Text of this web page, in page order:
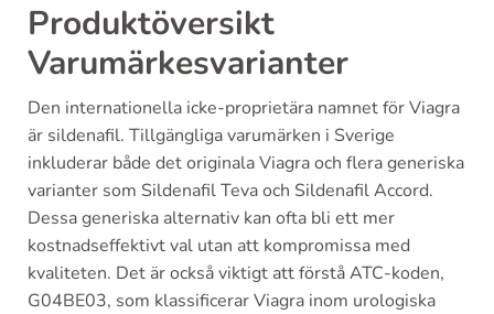
Produktöversikt
Varumärkesvarianter
Den internationella icke-proprietära namnet för Viagra
är sildenafil. Tillgängliga varumärken i Sverige
inkluderar både det originala Viagra och flera generiska
varianter som Sildenafil Teva och Sildenafil Accord.
Dessa generiska alternativ kan ofta bli ett mer
kostnadseffektivt val utan att kompromissa med
kvaliteten. Det är också viktigt att förstå ATC-koden,
G04BE03, som klassificerar Viagra inom urologiska